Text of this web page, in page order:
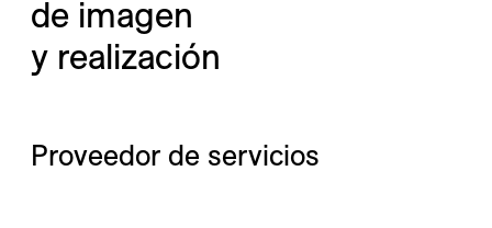
de imagen
y realización
Proveedor de servicios